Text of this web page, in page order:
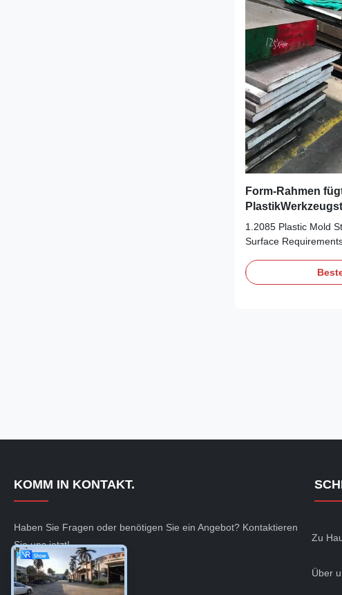
Form-Rahmen
1,2085 ein
1.2085 Plastic Mold
Surface
Description: 1.2085
Suitable for low
KOMM IN KONTAKT.
Haben Sie Fragen oder benötigen Sie ein Angebot? Kontaktieren
Sie uns jetzt!
Jetzt Anfragen
Zu
Über